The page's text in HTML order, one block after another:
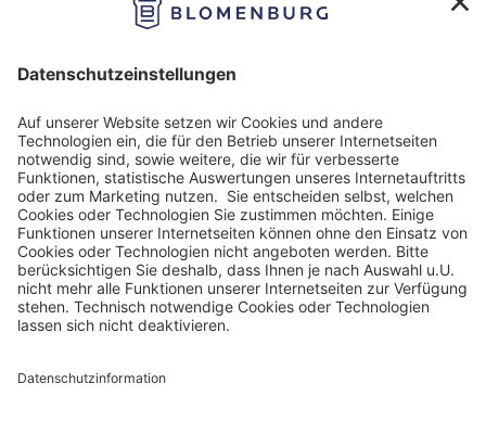
Impressum
Datenschutz
Nutzungbedingungen
Barrierefreiheit
Cookie Einstellungen